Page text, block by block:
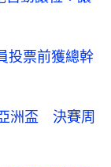
投票前獲總幹
洲盃 決賽周